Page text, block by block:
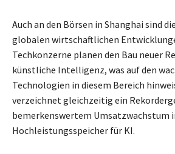
Auch an den Börsen in Shanghai sind
globalen wirtschaftlichen
Techkonzerne planen den Bau neuer
künstliche Intelligenz, was auf den
Technologien in diesem Bereich
verzeichnet gleichzeitig ein
bemerkenswertem Umsatzwachstum
Hochleistungsspeicher für KI.